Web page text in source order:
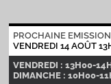
PROCHAINE EMISSION
VENDREDI 14 AOÛT
VENDREDI : 13H00-
DIMANCHE : 10H00-